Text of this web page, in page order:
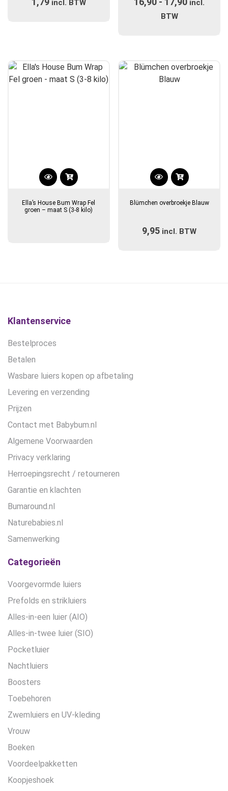
incl. BTW
variaties.
Deze
worden
op
incl.
BTW
Ella’s House Bum Wrap Fel
groen – maat S (3-8 kilo)
Dit
heeft
variaties.
Blümchen overbroekje Blauw
9,95 incl. BTW
Klantenservice
Bestelproces
Betalen
Wasbare luiers kopen op afbetaling
Levering en verzending
Prijzen
Contact met Babybum.nl
Algemene Voorwaarden
Privacy verklaring
Herroepingsrecht / retourneren
Garantie en klachten
Bumaround.nl
Naturebabies.nl
Samenwerking
Categorieën
Voorgevormde luiers
Prefolds en strikluiers
Alles-in-een luier (AIO)
Alles-in-twee luier (SIO)
Pocketluier
Nachtluiers
Boosters
Toebehoren
Zwemluiers en UV-kleding
Vrouw
Boeken
Voordeelpakketten
Koopjeshoek